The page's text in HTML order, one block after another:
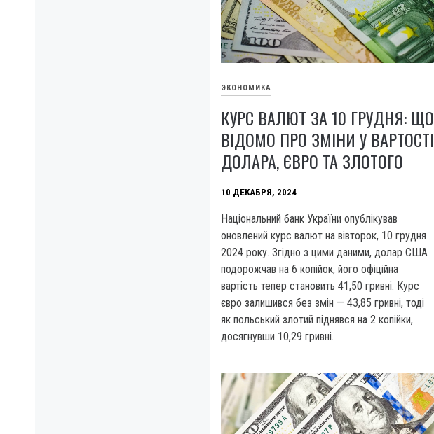
ЭКОНОМИКА
КУРС ВАЛЮТ ЗА 10 ГРУДНЯ: ЩО
ВІДОМО ПРО ЗМІНИ У ВАРТОСТІ
ДОЛАРА, ЄВРО ТА ЗЛОТОГО
10 ДЕКАБРЯ, 2024
Національний банк України опублікував
оновлений курс валют на вівторок, 10 грудня
2024 року. Згідно з цими даними, долар США
подорожчав на 6 копійок, його офіційна
вартість тепер становить 41,50 гривні. Курс
євро залишився без змін — 43,85 гривні, тоді
як польський злотий піднявся на 2 копійки,
досягнувши 10,29 гривні.